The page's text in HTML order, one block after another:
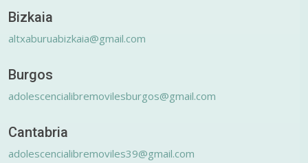
Bizkaia
altxaburuabizkaia@gmail.com
Burgos
adolescencialibremovilesburgos@gmail.com
Cantabria
adolescencialibremoviles39@gmail.com